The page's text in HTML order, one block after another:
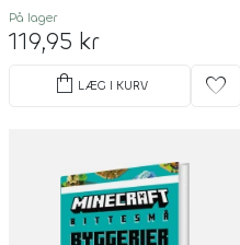
På lager
119,95 kr
shopping_bag LÆG I KURV favorite